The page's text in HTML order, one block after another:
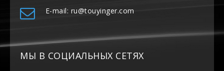
E-mail: ru@touyinger.com
МЫ В СОЦИАЛЬНЫХ СЕТЯХ